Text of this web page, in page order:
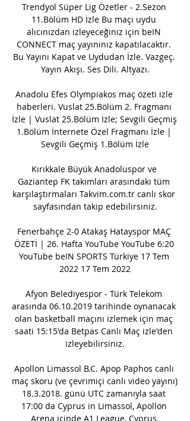
Trendyol Süper Lig Özetler - 2.Sezon
11.Bölüm HD İzle Bu maçı uydu
alıcınızdan izleyeceğiniz için beIN
CONNECT maç yayınınız kapatılacaktır.
Bu Yayını Kapat ve Uydudan İzle. Vazgeç.
Yayın Akışı. Ses Dili. Altyazı.
Anadolu Efes Olympiakos maç özeti izle
haberleri. Vuslat 25.Bölüm 2. Fragmanı
İzle | Vuslat 25.Bölüm İzle; Sevgili Geçmiş
1.Bölüm İnternete Özel Fragmanı İzle |
Sevgili Geçmiş 1.Bölüm İzle
Kırıkkale Büyük Anadoluspor ve
Gaziantep FK takımları arasındaki tüm
karşılaştırmaları Takvim.com.tr canlı skor
sayfasından takip edebilirsiniz.
Fenerbahçe 2-0 Atakaş Hatayspor MAÇ
ÖZETİ | 26. Hafta YouTube YouTube 6:20
YouTube beIN SPORTS Türkiye 17 Tem
2022 17 Tem 2022
Afyon Belediyespor - Türk Telekom
arasında 06.10.2019 tarihinde oynanacak
olan basketball maçını izlemek için maç
saati 15:15'da Betpas Canlı Maç izle'den
izleyebilirsiniz.
Apollon Limassol B.C. Apop Paphos canlı
maç skoru (ve çevrimiçi canlı video yayını)
18.3.2018. günü UTC zamanıyla saat
17:00 da Cyprus in Limassol, Apollon
Arena içinde A1 League, Cyprus.